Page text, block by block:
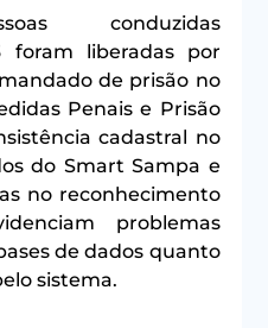
conduzidas
foram liberadas por
de prisão no
Penais e Prisão
cadastral no
do Smart Sampa e
no reconhecimento
problemas
de dados quanto
sistema.